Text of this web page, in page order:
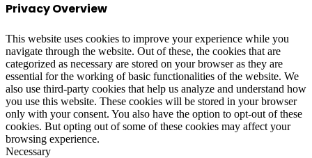
Privacy Overview
This website uses cookies to improve your experience while you
navigate through the website. Out of these, the cookies that are
categorized as necessary are stored on your browser as they are
essential for the working of basic functionalities of the website. We
also use third-party cookies that help us analyze and understand how
you use this website. These cookies will be stored in your browser
only with your consent. You also have the option to opt-out of these
cookies. But opting out of some of these cookies may affect your
browsing experience.
Necessary